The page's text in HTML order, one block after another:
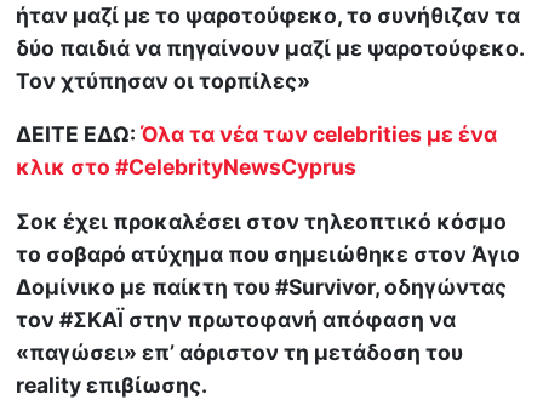
ήταν μαζί με το ψαροτούφεκο, το συνήθιζαν τα
δύο παιδιά να πηγαίνουν μαζί με ψαροτούφεκο.
Τον χτύπησαν οι τορπίλες»
ΔΕΙΤΕ ΕΔΩ:Όλα τα νέα των celebrities με ένα
κλικ στο #CelebrityNewsCyprus
Σοκ έχει προκαλέσει στον τηλεοπτικό κόσμο
το σοβαρό ατύχημα που σημειώθηκε στον Άγιο
Δομίνικο με παίκτη του #Survivor, οδηγώντας
τον #ΣΚΑΪ στην πρωτοφανή απόφαση να
«παγώσει» επ’ αόριστον τη μετάδοση του
reality επιβίωσης.